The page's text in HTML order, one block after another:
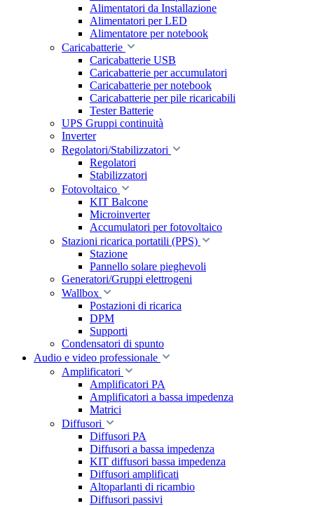
Alimentatori da Installazione
Alimentatori per LED
Alimentatore per notebook
Caricabatterie
Caricabatterie USB
Caricabatterie per accumulatori
Caricabatterie per notebook
Caricabatterie per pile ricaricabili
Tester Batterie
UPS Gruppi continuità
Inverter
Regolatori/Stabilizzatori
Regolatori
Stabilizzatori
Fotovoltaico
KIT Balcone
Microinverter
Accumulatori per fotovoltaico
Stazioni ricarica portatili (PPS)
Stazione
Pannello solare pieghevoli
Generatori/Gruppi elettrogeni
Wallbox
Postazioni di ricarica
DPM
Supporti
Condensatori di spunto
Audio e video professionale
Amplificatori
Amplificatori PA
Amplificatori a bassa impedenza
Matrici
Diffusori
Diffusori PA
Diffusori a bassa impedenza
KIT diffusori bassa impedenza
Diffusori amplificati
Altoparlanti di ricambio
Diffusori passivi